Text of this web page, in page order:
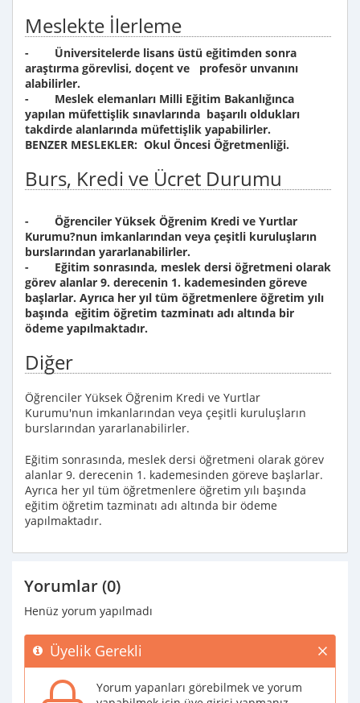
Meslekte İlerleme
- Üniversitelerde lisans üstü eğitimden sonra
araştırma görevlisi, doçent ve profesör unvanını
alabilirler.
- Meslek elemanları Milli Eğitim Bakanlığınca
yapılan müfettişlik sınavlarında başarılı oldukları
takdirde alanlarında müfettişlik yapabilirler.
BENZER MESLEKLER: Okul Öncesi Öğretmenliği.
Burs, Kredi ve Ücret Durumu
- Öğrenciler Yüksek Öğrenim Kredi ve Yurtlar
Kurumu?nun imkanlarından veya çeşitli kuruluşların
burslarından yararlanabilirler.
- Eğitim sonrasında, meslek dersi öğretmeni olarak
görev alanlar 9. derecenin 1. kademesinden göreve
başlarlar. Ayrıca her yıl tüm öğretmenlere öğretim yılı
başında eğitim öğretim tazminatı adı altında bir
ödeme yapılmaktadır.
Diğer
Öğrenciler Yüksek Öğrenim Kredi ve Yurtlar
Kurumu'nun imkanlarından veya çeşitli kuruluşların
burslarından yararlanabilirler.
Eğitim sonrasında, meslek dersi öğretmeni olarak görev
alanlar 9. derecenin 1. kademesinden göreve başlarlar.
Ayrıca her yıl tüm öğretmenlere öğretim yılı başında
eğitim öğretim tazminatı adı altında bir ödeme
yapılmaktadır.
Yorumlar (0)
Henüz yorum yapılmadı
Üyelik Gerekli
Yorum yapanları görebilmek ve yorum